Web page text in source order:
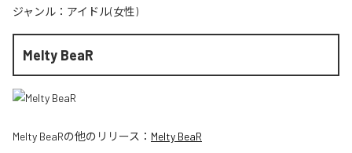
ジャンル： アイドル(女性)
Melty BeaR
Melty BeaRの他のリリース： Melty BeaR